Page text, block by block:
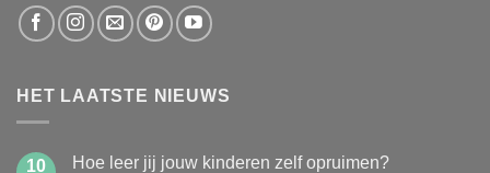
HET LAATSTE NIEUWS
10 Hoe leer jij jouw kinderen zelf opruimen?